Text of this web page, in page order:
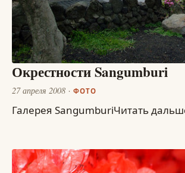
Окрестности Sangumburi
27 апреля 2008 ФОТО
Галерея SangumburiЧитать